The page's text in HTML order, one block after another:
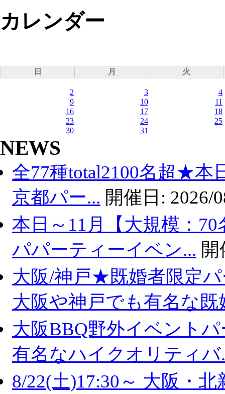
カレンダー
日 月 火
2 3
4
9
10
11
16
17
18
23
24
25
30
31
NEWS
全77種total2100名超★本
京都パー... 開催日: 2026/
本日～11月【大規模：
パパーティーイベン...
大阪/神戸★既婚者限定
大阪や神戸でも有名な既
大阪BBQ野外イベント
有名なハイクオリティバ
8/22(土)17:30～ 大阪・